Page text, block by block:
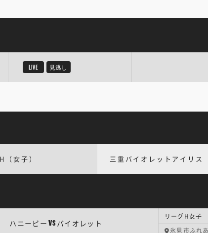
LIVE 見逃し
（女子） 三重バイオレットアイリス
ハニービー VS バイオレット
氷見市ふれ